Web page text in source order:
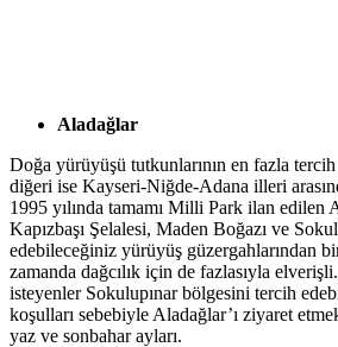
Aladağlar
Doğa yürüyüşü tutkunlarının en fazla
diğeri ise Kayseri-Niğde-Adana illeri
1995 yılında tamamı Milli Park ilan edilen
Kapızbaşı Şelalesi, Maden Boğazı ve
edebileceğiniz yürüyüş güzergahlarından
zamanda dağcılık için de fazlasıyla
isteyenler Sokulupınar bölgesini tercih
koşulları sebebiyle Aladağlar’ı ziyaret
yaz ve sonbahar ayları.